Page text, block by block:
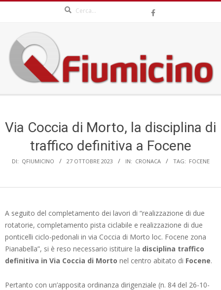
content
QFIUMICINO.COM
Menu
Via Coccia di Morto, la disciplina di
traffico definitiva a Focene
DI: QFIUMICINO 27 OTTOBRE 2023 IN: CRONACA TAG: FOCENE
A seguito del completamento dei lavori di “realizzazione di due
rotatorie, completamento pista ciclabile e realizzazione di due
ponticelli ciclo-pedonali in via Coccia di Morto loc. Focene zona
Pianabella”, si è reso necessario istituire la disciplina traffico
definitiva in Via Coccia di Morto nel centro abitato di Focene.
Pertanto con un’apposita ordinanza dirigenziale (n. 84 del 26-10-